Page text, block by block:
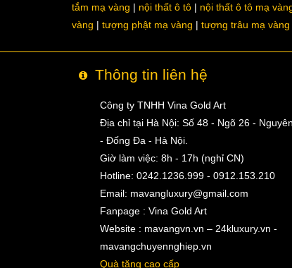
tắm mạ vàng
nội thất ô tô nội thất ô tô mạ
vàng
tượng phật mạ vàng tượng trâu mạ vàng
Thông tin liên hệ
Công ty TNHH Vina Gold Art
Địa chỉ tại Hà Nội: Số 48 - Ngõ 26 -
- Đống Đa - Hà Nội.
Giờ làm việc: 8h - 17h (nghỉ CN)
Hotline: 0242.1236.999 - 0912.153.210
Email: mavangluxury@gmail.com
Fanpage : Vina Gold Art
Website : mavangvn.vn – 24kluxury.vn -
mavangchuyennghiep.vn
Quà tặng cao cấp